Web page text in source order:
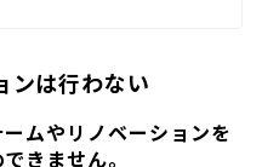
ンは行わない
ームやリノベーションを
きません。